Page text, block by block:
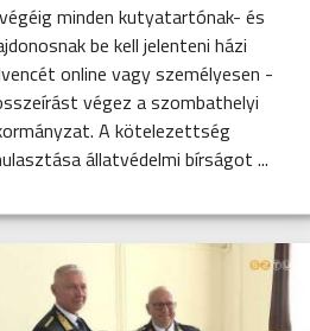
minden kutyatartónak- és
be kell jelenteni házi
online vagy személyesen -
végez a szombathelyi
A kötelezettség
állatvédelmi bírságot ...